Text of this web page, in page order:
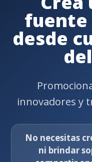
fuente
desde
innovadores y
No necesitas
ni brindar